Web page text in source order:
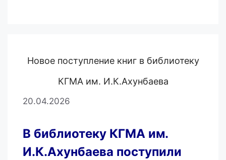
Новое поступление книг в библиотеку
КГМА им. И.К.Ахунбаева
20.04.2026
В библиотеку КГМА им.
И.К.Ахунбаева поступили